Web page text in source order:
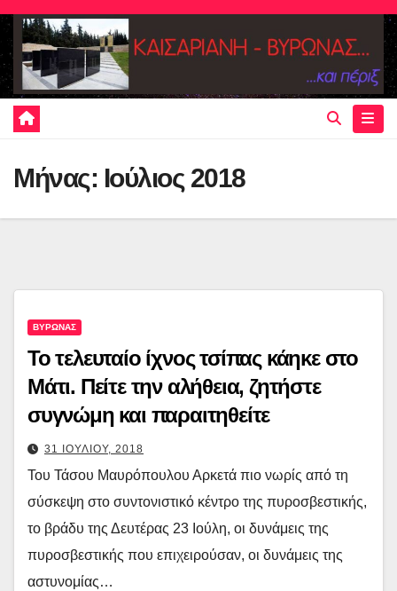
Skip
content
Μήνας: Ιούλιος 2018
ΒΥΡΩΝΑΣ
Το τελευταίο ίχνος τσίπας κάηκε στο
Μάτι. Πείτε την αλήθεια, ζητήστε
συγνώμη και παραιτηθείτε
31 ΙΟΥΛΙΟΥ, 2018
Του Τάσου Μαυρόπουλου Αρκετά πιο νωρίς από τη
σύσκεψη στο συντονιστικό κέντρο της πυροσβεστικής,
το βράδυ της Δευτέρας 23 Ιούλη, οι δυνάμεις της
πυροσβεστικής που επιχειρούσαν, οι δυνάμεις της
αστυνομίας…